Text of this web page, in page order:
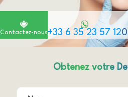
Contactez-nous+33 6 35 23 57 12
Obtenez votre